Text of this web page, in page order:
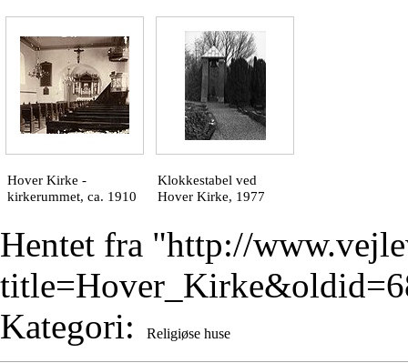
Hover Kirke -
kirkerummet, ca. 1910
Klokkestabel ved
Hover Kirke, 1977
Hentet fra "http://
Kategori: Religiøse huse